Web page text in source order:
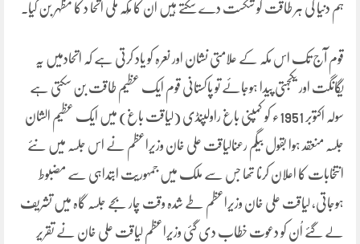
ہم دنیا کی ہر طاقت کو شکست دے سکتے ہیں ان کا مُکہ ملی اتحا د کا مظہر بن گیا۔
قوم آج تک اس مکہ کے علامتی نشان اور نعرہ کو یاد کرتی ہے کہ اتحادمیں یہ
یگانگت اور یکجہتی پیدا ہوجائے تو پاکستانی قوم ایک عظیم طاقت بن سکتی ہے
سولہ اکتوبر 1951ء کو کمپنی باغ راولپنڈی (لیاقت باغ) میں ایک عظیم الشان
جلسہ منعقد ہوا بقول بیگم رعنالیاقت علی خان وزیراعظم نے اس جلسہ میں نئے
انتخابات کا اعلان کرنا تھا جس سے ملک میں جمہوریت ابتداہی سے مضبوط
ہوجاتی، لیاقت علی خان وزیراعظم طے شدہ وقت چار بجے جلسہ گاہ میں تشریف
لے گئے اُن کو دعوت خطاب دی گئی وزیراعظم لیاقت علی خان نے تقریر